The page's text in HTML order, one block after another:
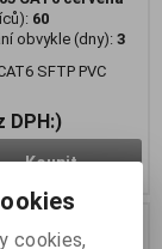
60
obvykle (dny): 3
SFTP PVC
DPH:)
Koupit
cookies,